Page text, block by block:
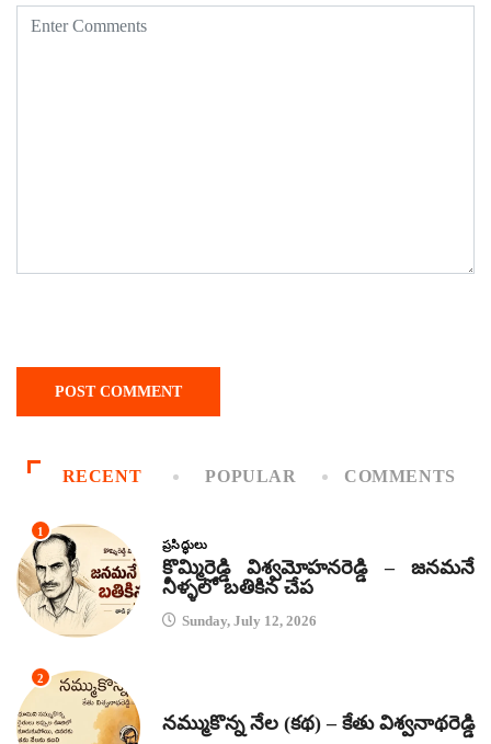
RECENT POPULAR COMMENTS
1
ప్రసిద్ధులు
కొమ్మిరెడ్డి విశ్వమోహనరెడ్డి – జనమనే
నీళ్ళలో బతికిన చేప
Sunday, July 12, 2026
2
నమ్ముకొన్న నేల (కథ) – కేతు విశ్వనాథరెడ్డి